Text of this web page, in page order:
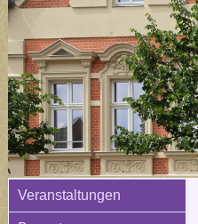
Veranstaltungen